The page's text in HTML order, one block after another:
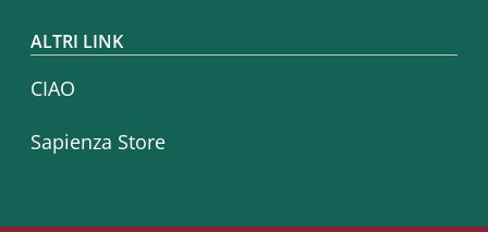
ALTRI LINK
CIAO
Sapienza Store